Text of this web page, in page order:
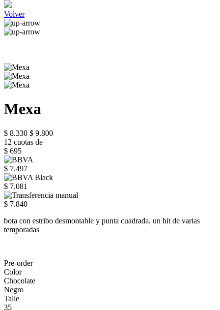
Volver
Mexa
$ 8.330 $ 9.800
12 cuotas de
$ 695
$ 7.497
$ 7.081
$ 7.840
bota con estribo desmontable y punta cuadrada, un hit de varias
temporadas
Pre-order
Color
Chocolate
Negro
Talle
35